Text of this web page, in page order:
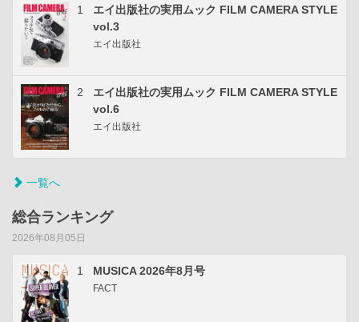
1
エイ出版社の実用ムック FILM CAMERA STYLE
vol.3
エイ出版社
2
エイ出版社の実用ムック FILM CAMERA STYLE
vol.6
エイ出版社
一覧へ
総合ランキング
2026年08月05日
1 MUSICA 2026年8月号
FACT